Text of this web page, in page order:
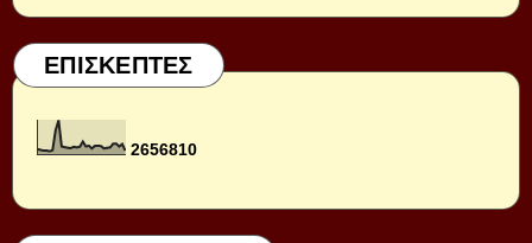
ΕΠΙΣΚΕΠΤΕΣ
2656810